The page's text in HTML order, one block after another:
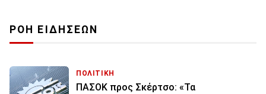
ΡΟΗ ΕΙΔΗΣΕΩΝ
ΠΟΛΙΤΙΚΗ
ΠΑΣΟΚ προς Σκέρτσο: «Τα